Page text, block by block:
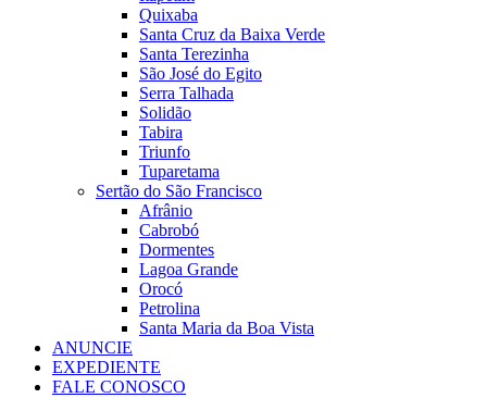
Quixaba
Santa Cruz da Baixa Verde
Santa Terezinha
São José do Egito
Serra Talhada
Solidão
Tabira
Triunfo
Tuparetama
Sertão do São Francisco
Afrânio
Cabrobó
Dormentes
Lagoa Grande
Orocó
Petrolina
Santa Maria da Boa Vista
ANUNCIE
EXPEDIENTE
FALE CONOSCO